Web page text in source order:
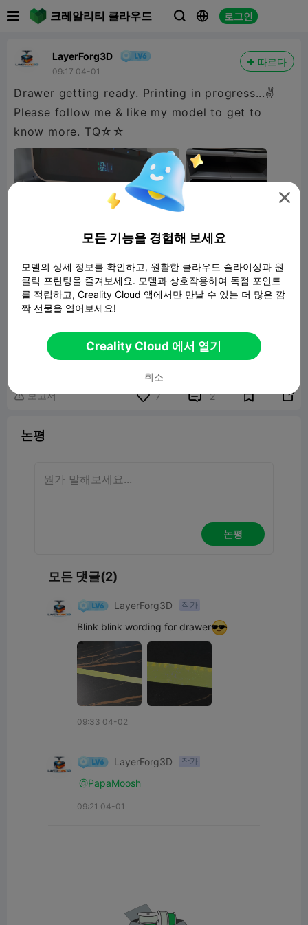
크레알리티 클라우드   로그인
LayerForg3D
09:17 04-01
따르다
Drawer getting ready. Printing in progress...✌️
Please follow me & like my model to get to
know more. TQ☆☆
CFS Stand - Main Body
3.45MB 관련 3D 모델
 보고서 7  2 
논평
논평
모든 댓글(2)
LayerForg3D 작가
Blink blink wording for drawer
09:33 04-02
LayerForg3D 작가
09:21 04-01

모든 기능을 경험해 보세요
모델의 상세 정보를 확인하고, 원활한 클라우드 슬라이싱과 원
클릭 프린팅을 즐겨보세요. 모델과 상호작용하여 독점 포인트
를 적립하고, Creality Cloud 앱에서만 만날 수 있는 더 많은 깜
짝 선물을 열어보세요!
Creality Cloud 에서 열기
취소